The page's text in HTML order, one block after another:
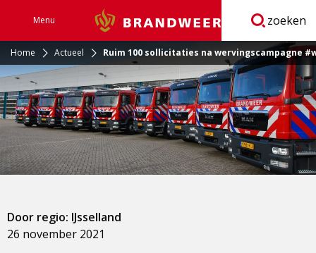
Menu Brandweer zoeken
Home Actueel Ruim 100 sollicitaties na wervingscampagne
26 november 2021
Door regio: IJsselland